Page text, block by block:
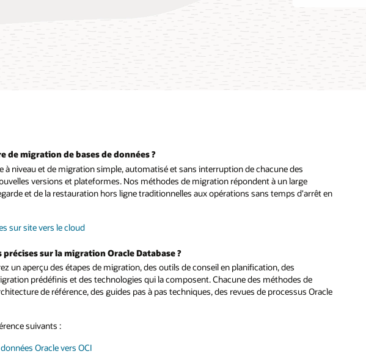
de migration de bases de données ?
à niveau et de migration simple, automatisé et sans interruption de chacune des
versions et plateformes. Nos méthodes de migration répondent à un large
et de la restauration hors ligne traditionnelles aux opérations sans temps d'arrêt en
sur site vers le cloud
sur la migration Oracle Database ?
un aperçu des étapes de migration, des outils de conseil en planification, des
prédéfinis et des technologies qui la composent. Chacune des méthodes de
de référence, des guides pas à pas techniques, des revues de processus Oracle
suivants :
Oracle vers OCI